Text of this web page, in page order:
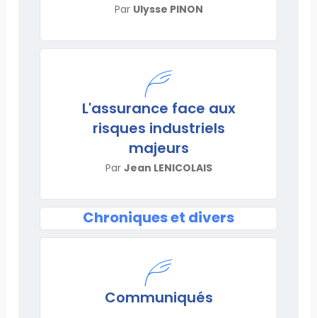
Par Ulysse PINON
L'assurance face aux
risques industriels
majeurs
Par Jean LENICOLAIS
Chroniques et divers
Communiqués